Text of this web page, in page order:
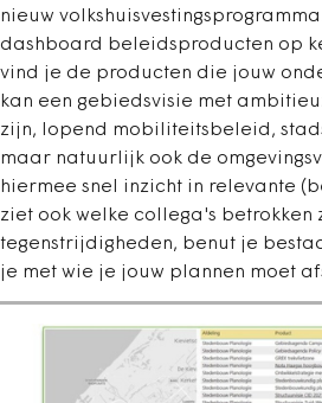
nieuw
dashboard beleidsproducten op
vind je de producten die jouw
kan een gebiedsvisie met
zijn, lopend mobiliteitsbeleid,
maar natuurlijk ook de
hiermee snel inzicht in relevante
ziet ook welke collega's betrokken
tegenstrijdigheden, benut je
je met wie je jouw plannen moet